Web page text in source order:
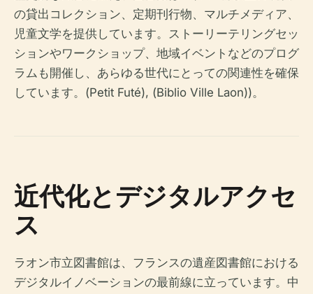
の貸出コレクション、定期刊行物、マルチメディア、
児童文学を提供しています。ストーリーテリングセッ
ションやワークショップ、地域イベントなどのプログ
ラムも開催し、あらゆる世代にとっての関連性を確保
しています。(Petit Futé), (Biblio Ville Laon))。
近代化とデジタルアクセ
ス
ラオン市立図書館は、フランスの遺産図書館における
デジタルイノベーションの最前線に立っています。中